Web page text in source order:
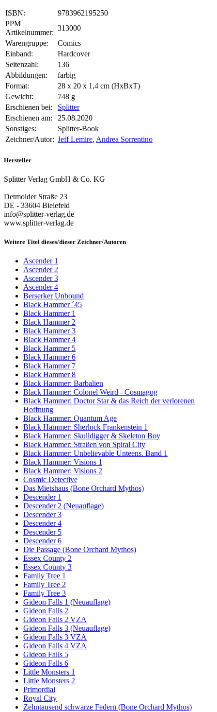
ISBN:
9783962195250
PPM
Artikelnummer:
313000
Warengruppe:
Comics
Einband:
Hardcover
Seitenzahl:
136
Abbildungen:
farbig
Format:
28 x 20 x 1,4 cm (HxBxT)
Gewicht:
748 g
Erschienen bei:
Splitter
Erschienen am:
25.08.2020
Sonstiges:
Splitter-Book
Zeichner/Autor: Jeff Lemire, Andrea Sorrentino
Hersteller
Splitter Verlag GmbH & Co. KG
Detmolder Straße 23
DE - 33604 Bielefeld
info@splitter-verlag.de
www.splitter-verlag.de
Weitere Titel dieses/dieser Zeichner/Autoren
Ascender 1
Ascender 2
Ascender 3
Ascender 4
Berserker Unbound
Black Hammer ´45
Black Hammer 1
Black Hammer 2
Black Hammer 3
Black Hammer 4
Black Hammer 5
Black Hammer 6
Black Hammer 7
Black Hammer 8
Black Hammer: Barbalien
Black Hammer: Colonel Weird - Cosmagog
Black Hammer: Doctor Star & das Reich der verlorenen
Hoffnung
Black Hammer: Quantum Age
Black Hammer: Sherlock Frankenstein 1
Black Hammer: Skulldigger & Skeleton Boy
Black Hammer: Straßen von Spiral City
Black Hammer: Unbelievable Unteens. Band 1
Black Hammer: Visions 1
Black Hammer: Visions 2
Cosmic Detective
Das Mietshaus (Bone Orchard Mythos)
Descender 1
Descender 2 (Neuauflage)
Descender 3
Descender 4
Descender 5
Descender 6
Die Passage (Bone Orchard Mythos)
Essex County 2
Essex County 3
Family Tree 1
Family Tree 2
Family Tree 3
Gideon Falls 1 (Neuauflage)
Gideon Falls 2
Gideon Falls 2 VZA
Gideon Falls 3 (Neuauflage)
Gideon Falls 3 VZA
Gideon Falls 4 VZA
Gideon Falls 5
Gideon Falls 6
Little Monsters 1
Little Monsters 2
Primordial
Royal City
Zehntausend schwarze Federn (Bone Orchard Mythos)